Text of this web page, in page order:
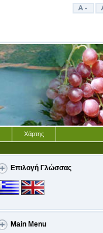
Χάρτης
Επιλογή Γλώσσας
Main Menu